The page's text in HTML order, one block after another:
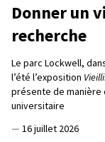
Donner un
recherche
Le parc Lockwell,
l’été l’exposition
présente de manière
universitaire
— 16 juillet 2026